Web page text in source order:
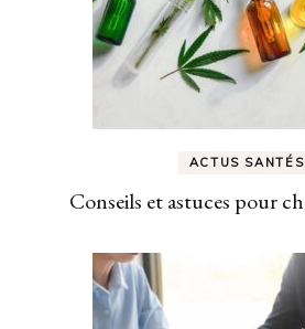
ACTUS SANTÉS
Conseils et astuces pour